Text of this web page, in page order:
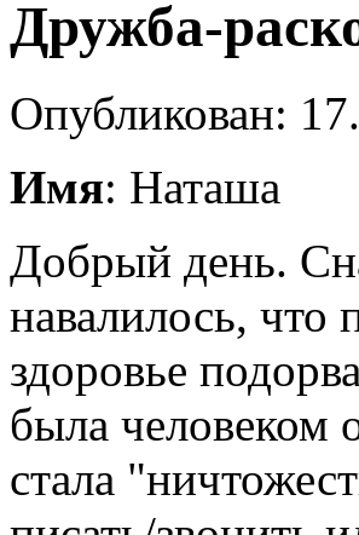
Дружба-
Опубликован:
Имя: Наташа
Добрый день.
навалилось, что
здоровье
была человеком
стала